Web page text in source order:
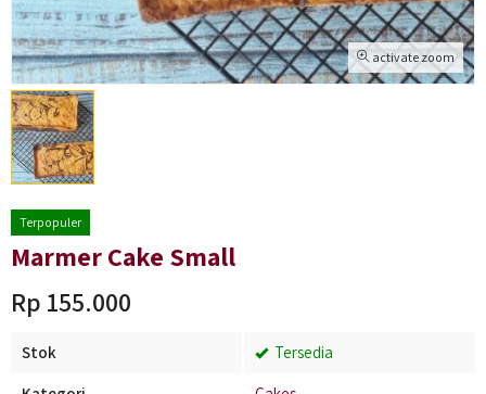
activate zoom
Terpopuler
Marmer Cake Small
Rp 155.000
Stok
Tersedia